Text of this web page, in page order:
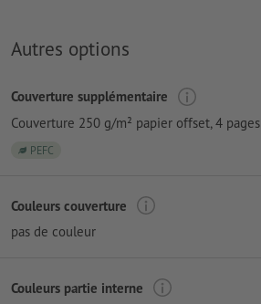
Autres options
Couverture supplémentaire
Couverture 250 g/m² papier offset, 4 pages
PEFC
Couleurs couverture
pas de couleur
Couleurs partie interne